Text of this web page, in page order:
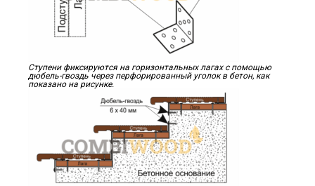
Ступени фиксируются на горизонтальных лагах с помощью
дюбель-гвоздь через перфорированный уголок в бетон, как
показано на рисунке.